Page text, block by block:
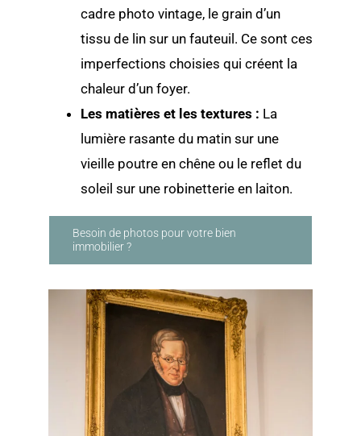
cadre photo vintage, le grain d’un
tissu de lin sur un fauteuil. Ce sont ces
imperfections choisies qui créent la
chaleur d’un foyer.
Les matières et les textures : La
lumière rasante du matin sur une
vieille poutre en chêne ou le reflet du
soleil sur une robinetterie en laiton.
Besoin de photos pour votre bien
immobilier ?